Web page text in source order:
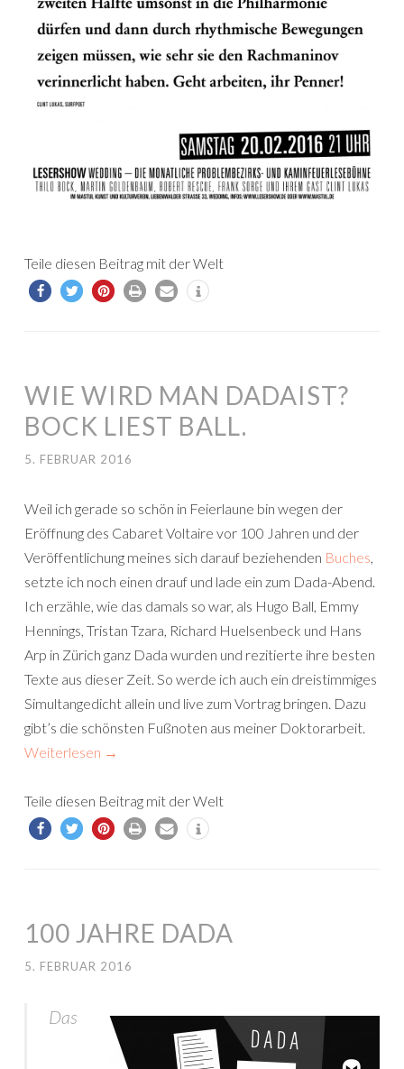
Teile diesen Beitrag mit der Welt
WIE WIRD MAN DADAIST?
BOCK LIEST BALL.
5. FEBRUAR 2016
Weil ich gerade so schön in Feierlaune bin wegen der
Eröffnung des Cabaret Voltaire vor 100 Jahren und der
Veröffentlichung meines sich darauf beziehenden Buches,
setzte ich noch einen drauf und lade ein zum Dada-Abend.
Ich erzähle, wie das damals so war, als Hugo Ball, Emmy
Hennings, Tristan Tzara, Richard Huelsenbeck und Hans
Arp in Zürich ganz Dada wurden und rezitierte ihre besten
Texte aus dieser Zeit. So werde ich auch ein dreistimmiges
Simultangedicht allein und live zum Vortrag bringen. Dazu
gibt’s die schönsten Fußnoten aus meiner Doktorarbeit.
Weiterlesen →
Teile diesen Beitrag mit der Welt
100 JAHRE DADA
5. FEBRUAR 2016
Das